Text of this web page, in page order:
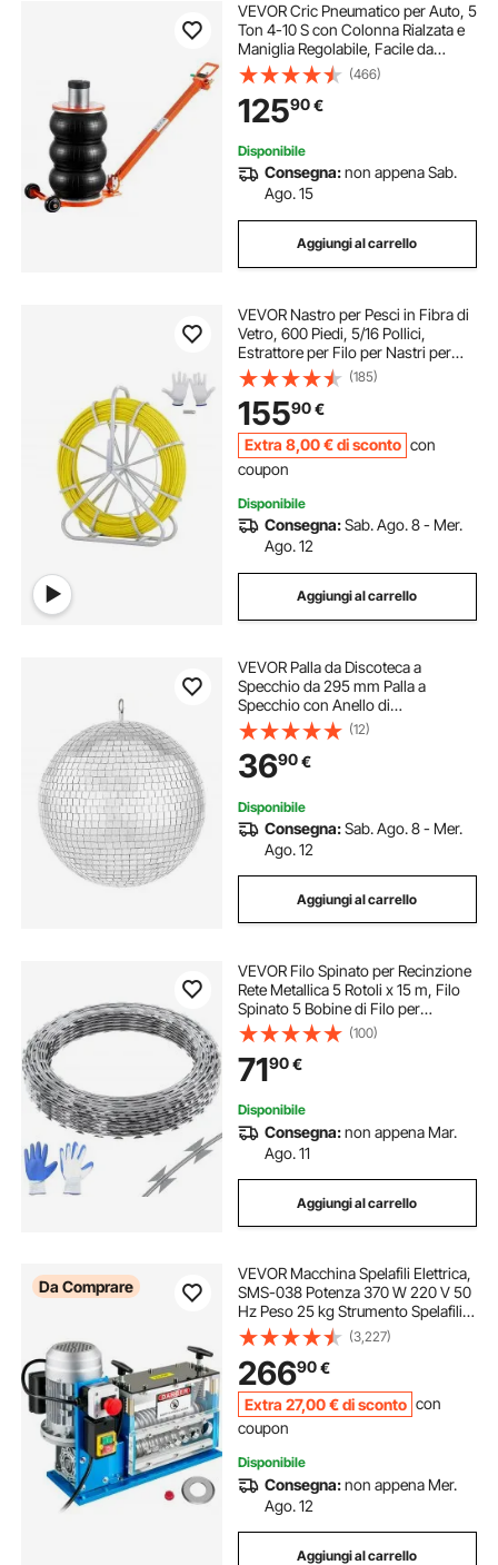
VEVOR Cric Pneumatico per Auto, 5
Ton 4-10 S con Colonna Rialzata e
Maniglia Regolabile, Facile da
Sollevare e Salvaspazio con
Spessore Cuscinetto in Gomma,
Cric Adatto a Berline, SUV, Pick-up
(466)
12590€
Disponibile
Consegna:non appena Sab.
Ago. 15
Aggiungi al carrello
VEVOR Nastro per Pesci in Fibra di
Vetro, 600 Piedi, 5/16 Pollici,
Estrattore per Filo per Nastri per
Canne da Condotto, Asta per Cavi
con Supporto per Mulinello in
Acciaio, 3 Teste di Trazione
(185)
15590€
Extra 8,00 €di sconto con
coupon
Disponibile
Consegna:Sab. Ago. 8 - Mer.
Ago. 12
Aggiungi al carrello
VEVOR Palla da Discoteca a
Specchio da 295 mm Palla a
Specchio con Anello di
Sospensione, Decorazioni per
Feste con Palla da Discoteca con
Fulmini, Ideale per DJ Club,
Matrimoni, Compleanni, Natale
(12)
3690€
Disponibile
Consegna:Sab. Ago. 8 - Mer.
Ago. 12
Aggiungi al carrello
VEVOR Filo Spinato per Recinzione
Rete Metallica 5 Rotoli x 15 m, Filo
Spinato 5 Bobine di Filo per
Recinzione Giardino Artigianato Filo
Spirale, Filo Spinato Diametro 48cm
Recinzione per il Pascolo
(100)
7190€
Disponibile
Consegna:non appena Mar.
Ago. 11
Aggiungi al carrello
Da Comprare
VEVOR Macchina Spelafili Elettrica,
SMS-038 Potenza 370 W 220 V 50
Hz Peso 25 kg Strumento Spelafili
Blu Materiale Alluminio, Acrilico,
Filo di Rame per Gestire
Contemporaneamente Diversi Tipi
di Fili
(3,227)
26690€
Extra 27,00 €di sconto con
coupon
Disponibile
Consegna:non appena Mer.
Ago. 12
Aggiungi al carrello